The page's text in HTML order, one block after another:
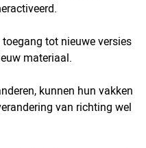
tot nieuwe versies
materiaal.
kunnen hun vakken
van richting wel